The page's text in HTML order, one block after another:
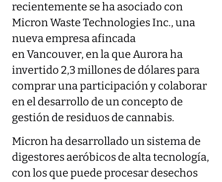
recientemente se ha asociado con
Micron Waste Technologies Inc., una
nueva empresa afincada
en Vancouver, en la que Aurora ha
invertido 2,3 millones de dólares para
comprar una participación y colaborar
en el desarrollo de un concepto de
gestión de residuos de cannabis.
Micron ha desarrollado un sistema de
digestores aeróbicos de alta tecnología,
con los que puede procesar desechos